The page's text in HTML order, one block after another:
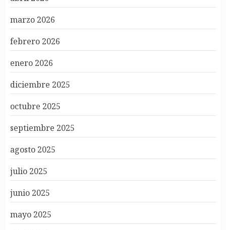
marzo 2026
febrero 2026
enero 2026
diciembre 2025
octubre 2025
septiembre 2025
agosto 2025
julio 2025
junio 2025
mayo 2025